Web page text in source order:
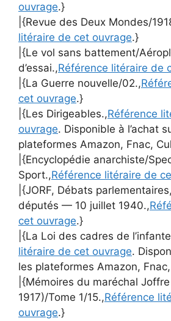
ouvrage.}
|{Revue des Deux Mondes/
litéraire de cet ouvrage.}
|{Le vol sans battement/
d’essai.,Référence litéraire de
|{La Guerre nouvelle/02.,
cet ouvrage.}
|{Les Dirigeables.,Référence
ouvrage. Disponible à l’achat
plateformes Amazon, Fnac,
|{Encyclopédie anarchiste/
Sport.,Référence litéraire de
|{JORF, Débats
députés — 10 juillet 1940.,
cet ouvrage.}
|{La Loi des cadres de
litéraire de cet ouvrage.
les plateformes Amazon,
|{Mémoires du maréchal
1917)/Tome 1/15.,Référence
ouvrage.}